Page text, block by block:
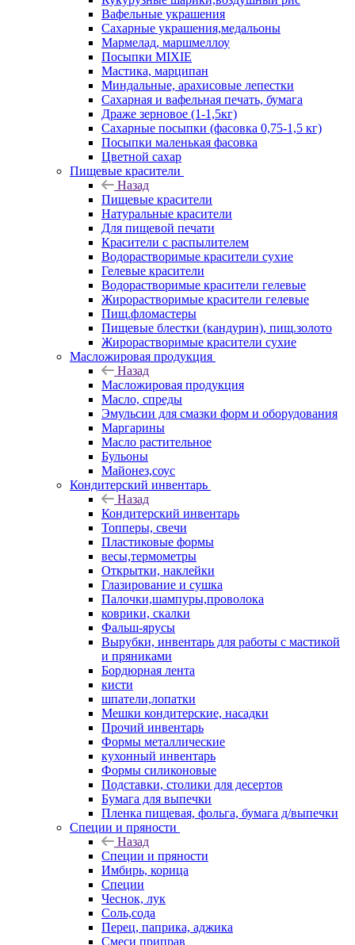
Вафельные украшения
Сахарные украшения,медальоны
Мармелад, маршмеллоу
Посыпки MIXIE
Мастика, марципан
Миндальные, арахисовые лепестки
Сахарная и вафельная печать, бумага
Драже зерновое (1-1,5кг)
Сахарные посыпки (фасовка 0,75-1,5 кг)
Посыпки маленькая фасовка
Цветной сахар
Пищевые красители
Назад
Пищевые красители
Натуральные красители
Для пищевой печати
Красители с распылителем
Водорастворимые красители сухие
Гелевые красители
Водорастворимые красители гелевые
Жирорастворимые красители гелевые
Пищ.фломастеры
Пищевые блестки (кандурин), пищ.золото
Жирорастворимые красители сухие
Масложировая продукция
Назад
Масложировая продукция
Масло, спреды
Эмульсии для смазки форм и оборудования
Маргарины
Масло растительное
Бульоны
Майонез,соус
Кондитерский инвентарь
Назад
Кондитерский инвентарь
Топперы, свечи
Пластиковые формы
весы,термометры
Открытки, наклейки
Глазирование и сушка
Палочки,шампуры,проволока
коврики, скалки
Фальш-ярусы
Вырубки, инвентарь для работы с мастикой
и пряниками
Бордюрная лента
кисти
шпатели,лопатки
Мешки кондитерские, насадки
Прочий инвентарь
Формы металлические
кухонный инвентарь
Формы силиконовые
Подставки, столики для десертов
Бумага для выпечки
Пленка пищевая, фольга, бумага д/выпечки
Специи и пряности
Назад
Специи и пряности
Имбирь, корица
Специи
Чеснок, лук
Соль,сода
Перец, паприка, аджика
Смеси приправ